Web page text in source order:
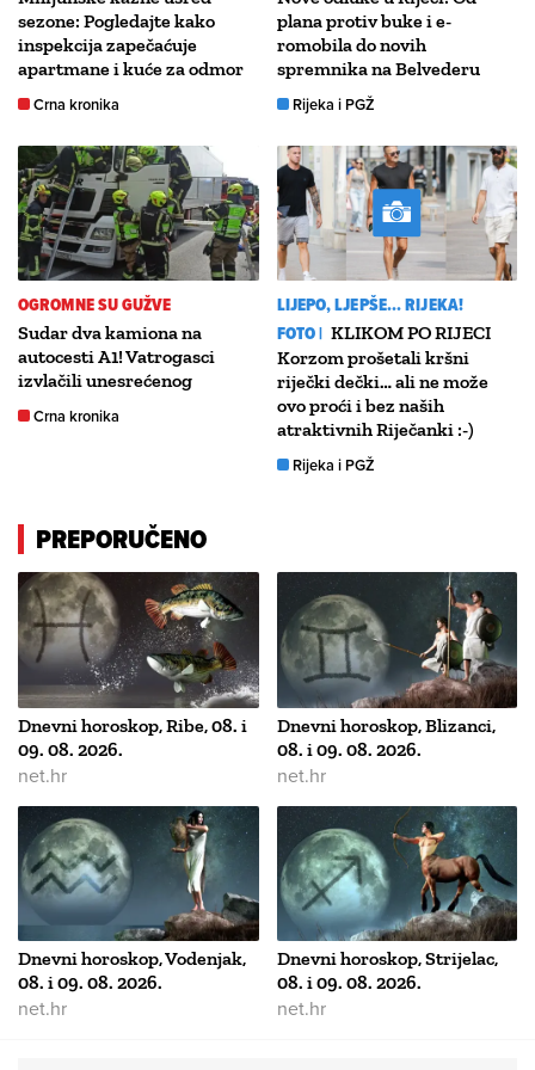
sezone: Pogledajte kako
inspekcija zapečaćuje
apartmane i kuće za odmor
Crna kronika
plana protiv buke i e-
romobila do novih
spremnika na Belvederu
Rijeka i PGŽ
OGROMNE SU GUŽVE
Sudar dva kamiona na
autocesti A1! Vatrogasci
izvlačili unesrećenog
Crna kronika
LIJEPO, LJEPŠE... RIJEKA!
FOTO | KLIKOM PO RIJECI
Korzom prošetali kršni
riječki dečki… ali ne može
ovo proći i bez naših
atraktivnih Riječanki :-)
Rijeka i PGŽ
PREPORUČENO
Dnevni horoskop, Ribe, 08. i
09. 08. 2026.
net.hr
Dnevni horoskop, Blizanci,
08. i 09. 08. 2026.
net.hr
Dnevni horoskop, Vodenjak,
08. i 09. 08. 2026.
net.hr
Dnevni horoskop, Strijelac,
08. i 09. 08. 2026.
net.hr